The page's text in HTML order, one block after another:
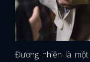
Đương nhiên là